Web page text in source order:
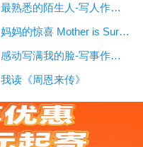
最熟悉的陌生人-写人作文600字
妈妈的惊喜 Mother is Surprise
感动写满我的脸-写事作文500字
我读《周恩来传》